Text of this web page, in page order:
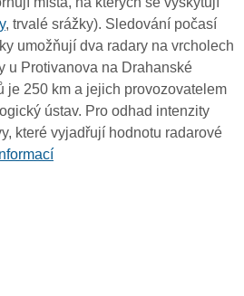
, trvalé srážky). Sledování počasí
umožňují dva radary na vrcholech
u Protivanova na Drahanské
je 250 km a jejich provozovatelem
ústav. Pro odhad intenzity
které vyjadřují hodnotu radarové